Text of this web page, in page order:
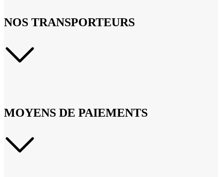
NOS TRANSPORTEURS
MOYENS DE PAIEMENTS